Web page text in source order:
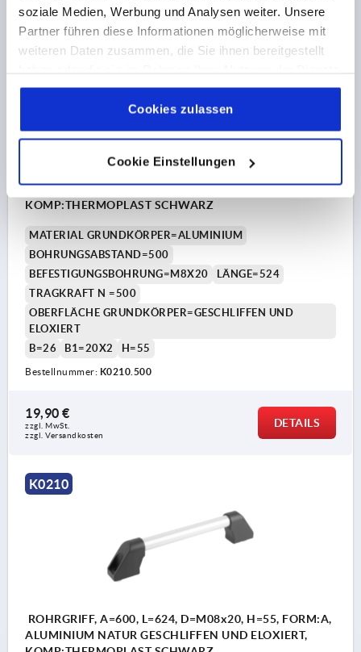
soziale Medien, Werbung und Analysen weiter. Unsere
Partner führen diese Informationen möglicherweise mit
weiteren Daten zusammen, die Sie ihnen bereitgestellt
gesammelt haben.Cookie Richtlinien
Datenschutz|AGB
Cookies zulassen
Cookie Einstellungen
K0210
ROHRGRIFF, A=500, L=524, D=M08x20, H=55, FORM:A,
ALUMINIUM NATUR GESCHLIFFEN UND ELOXIERT,
KOMP:THERMOPLAST SCHWARZ
MATERIAL GRUNDKÖRPER=ALUMINIUM
BOHRUNGSABSTAND=500
BEFESTIGUNGSBOHRUNG=M8X20
LÄNGE=524
TRAGKRAFT N =500
OBERFLÄCHE GRUNDKÖRPER=GESCHLIFFEN UND
ELOXIERT
B=26
B1=20X2 H=55
Bestellnummer: K0210.500
19,90 €
zzgl. MwSt.
zzgl. Versandkosten
DETAILS
K0210
ROHRGRIFF, A=600, L=624, D=M08x20, H=55, FORM:A,
ALUMINIUM NATUR GESCHLIFFEN UND ELOXIERT,